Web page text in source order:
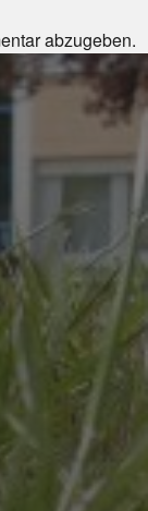
abzugeben.